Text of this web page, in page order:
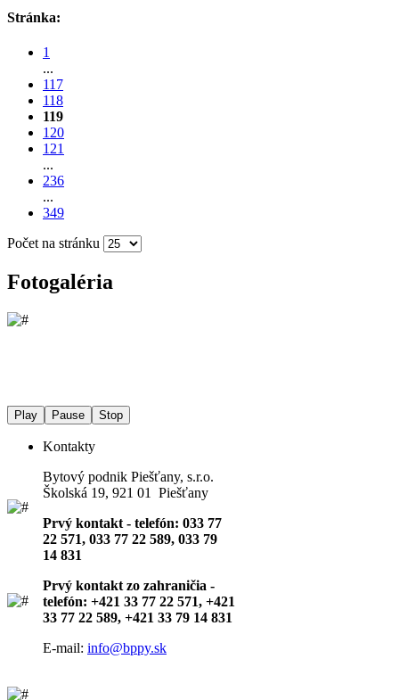
Stránka:
1
...
117
118
119
120
121
...
236
...
349
Počet na stránku
Fotogaléria
Play Pause Stop
Kontakty
Bytový podnik Piešťany, s.r.o.
Školská 19, 921 01 Piešťany
Prvý kontakt - telefón: 033 77
22 571, 033 77 22 589, 033 79
14 831
Prvý kontakt zo zahraničia -
telefón: +421 33 77 22 571, +421
33 77 22 589, +421 33 79 14 831
E-mail: info@bppy.sk